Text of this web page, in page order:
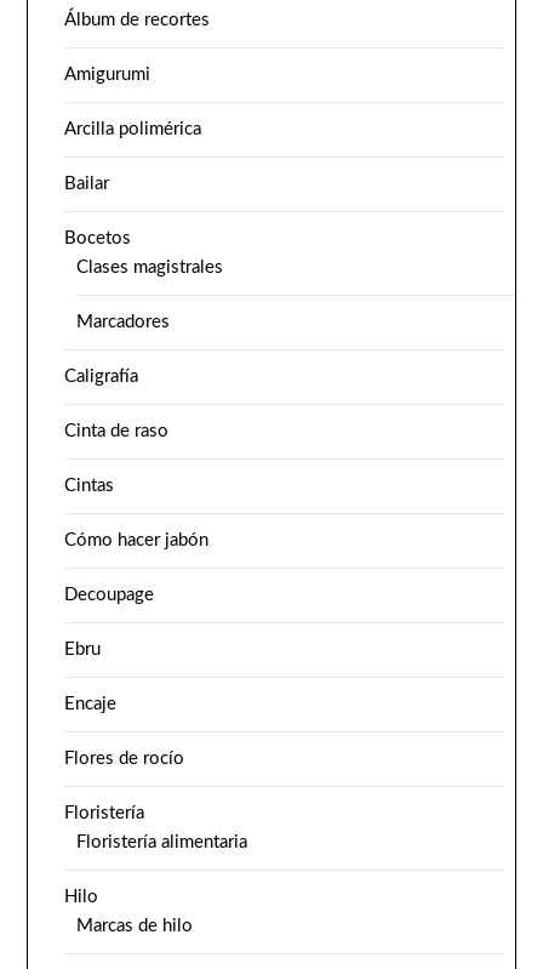
Álbum de recortes
Amigurumi
Arcilla polimérica
Bailar
Bocetos
Clases magistrales
Marcadores
Caligrafía
Cinta de raso
Cintas
Cómo hacer jabón
Decoupage
Ebru
Encaje
Flores de rocío
Floristería
Floristería alimentaria
Hilo
Marcas de hilo